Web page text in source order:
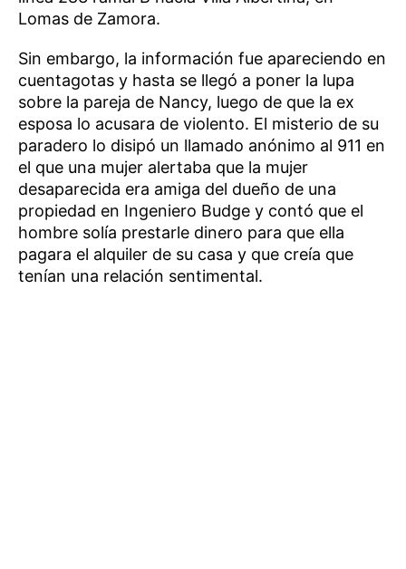
Lomas de Zamora.
Sin embargo, la información fue apareciendo en
cuentagotas y hasta se llegó a poner la lupa
sobre la pareja de Nancy, luego de que la ex
esposa lo acusara de violento. El misterio de su
paradero lo disipó un llamado anónimo al 911 en
el que una mujer alertaba que la mujer
desaparecida era amiga del dueño de una
propiedad en Ingeniero Budge y contó que el
hombre solía prestarle dinero para que ella
pagara el alquiler de su casa y que creía que
tenían una relación sentimental.